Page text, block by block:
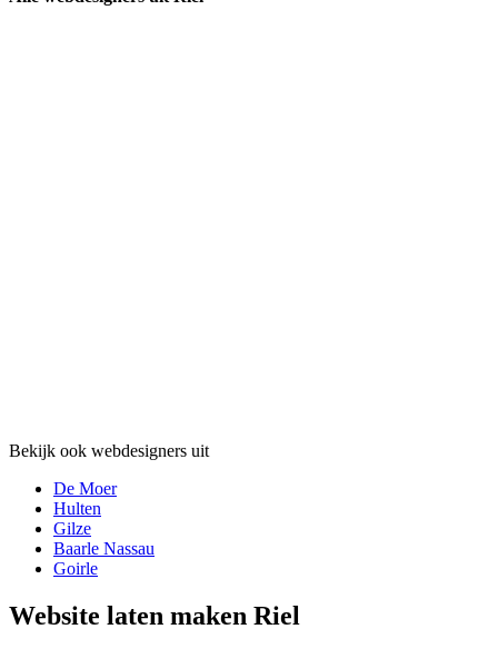
Bekijk ook webdesigners uit
De Moer
Hulten
Gilze
Baarle Nassau
Goirle
Website laten maken Riel